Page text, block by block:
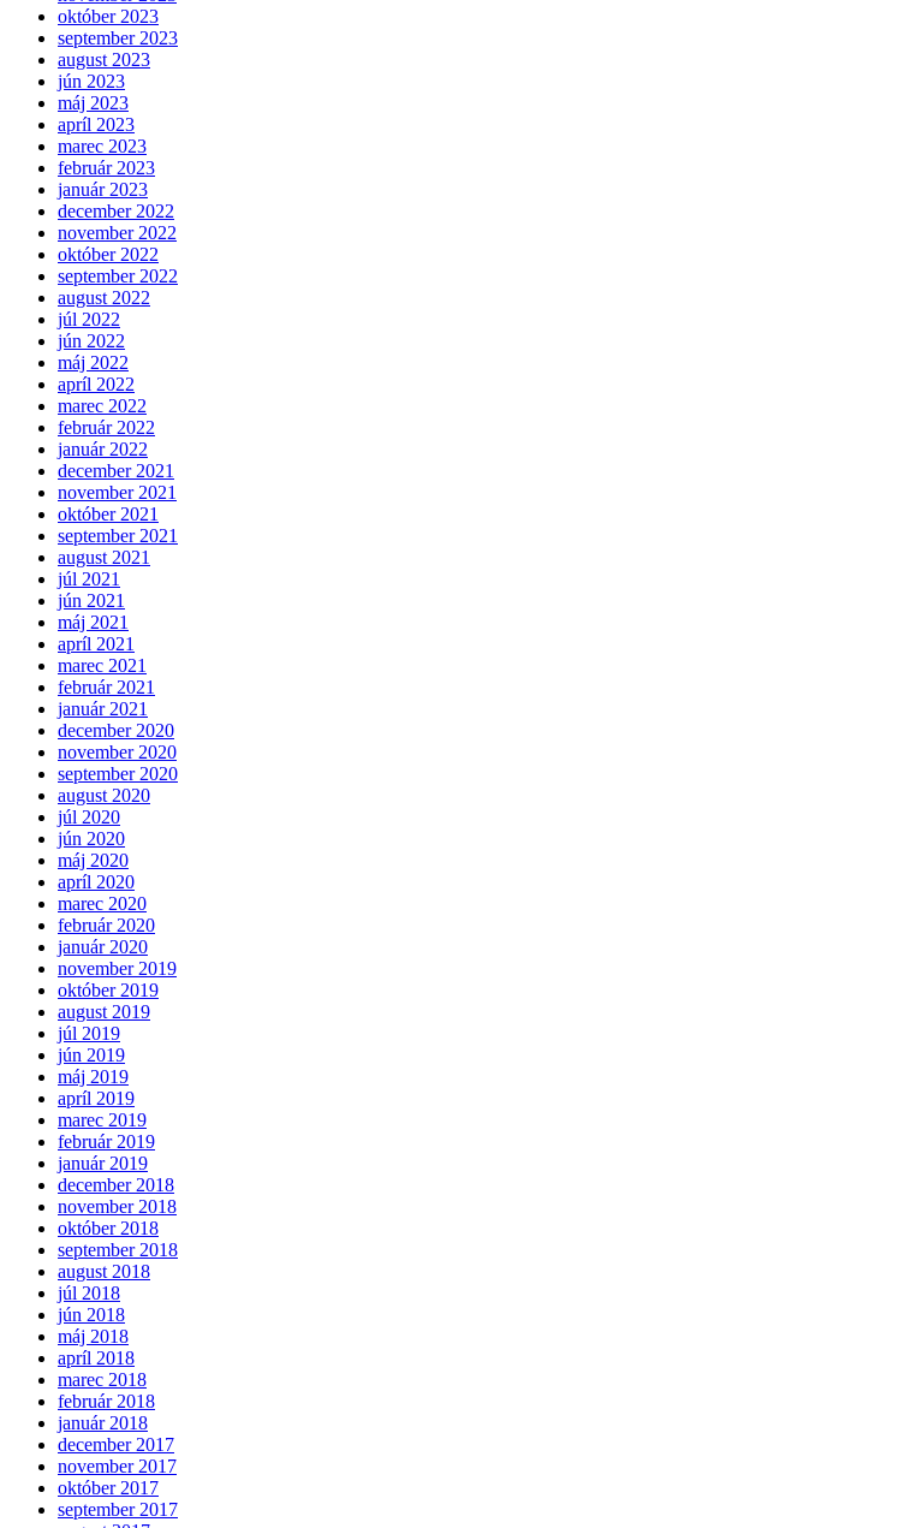
október 2023
september 2023
august 2023
jún 2023
máj 2023
apríl 2023
marec 2023
február 2023
január 2023
december 2022
november 2022
október 2022
september 2022
august 2022
júl 2022
jún 2022
máj 2022
apríl 2022
marec 2022
február 2022
január 2022
december 2021
november 2021
október 2021
september 2021
august 2021
júl 2021
jún 2021
máj 2021
apríl 2021
marec 2021
február 2021
január 2021
december 2020
november 2020
september 2020
august 2020
júl 2020
jún 2020
máj 2020
apríl 2020
marec 2020
február 2020
január 2020
november 2019
október 2019
august 2019
júl 2019
jún 2019
máj 2019
apríl 2019
marec 2019
február 2019
január 2019
december 2018
november 2018
október 2018
september 2018
august 2018
júl 2018
jún 2018
máj 2018
apríl 2018
marec 2018
február 2018
január 2018
december 2017
november 2017
október 2017
september 2017